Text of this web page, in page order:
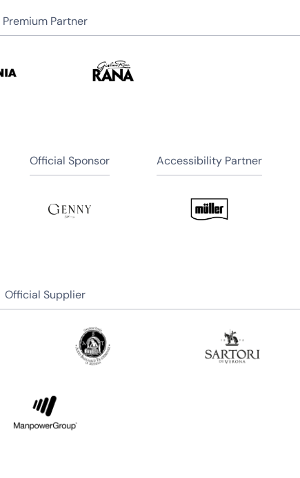
Premium Partner
Official Sponsor Accessibility Partner
Official Supplier